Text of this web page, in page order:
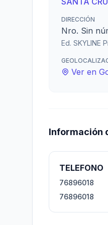
DIRECCIÓN
Nro. Sin
Ed. SKYLINE
Ver en
Información
TELEFONO
76896018
76896018